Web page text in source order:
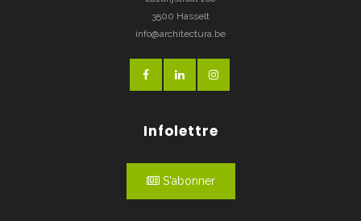
3500 Hasselt
info@architectura.be
Infolettre
S'abonner